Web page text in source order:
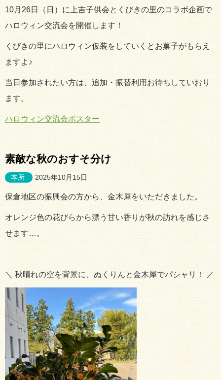
10月26日（日）に上吉子供会とくびきの里のコラボ企画で
ハロウィン交流会を開催します！
くびきの里にハロウィン仮装をしていくとお菓子がもらえ
ますよ♪
当日参加されたい方は、追加・振替利用お待ちしていおり
ます。
ハロウィン交流会ポスター
素敵な秋のおすそ分け
本所 2025年10月15日
保倉地区の振興会の方から、金木犀をいただきました。
オレンジ色の花びらから漂う甘い香りが秋の訪れを感じさ
せます…。
＼ 秋晴れの空を背景に、ぬくりんと金木犀でパシャリ！ ／